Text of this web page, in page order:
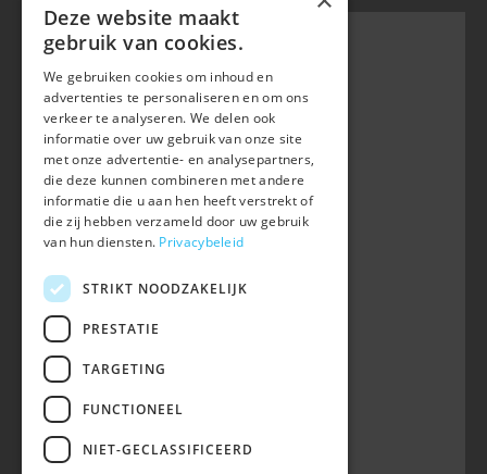
Belgian Warmblood - BWP
Waversebaan 99
B-3050 OUD-HEVERLEE
+32 (0) 16 47 99 80
info@belgian-warmblood.com
BTW BE 0410.346.424
RPR Leuven
IBAN BE40 7364 0368 4863
Volg ons op
Wij zijn telefonisch bereikbaar:
woe 9u-12u
maa, din, don, vrij 13u-16u
Deze website maakt
gebruik van cookies.
We gebruiken cookies om inhoud en
advertenties te personaliseren en om ons
verkeer te analyseren. We delen ook
informatie over uw gebruik van onze site
met onze advertentie- en analysepartners,
die deze kunnen combineren met andere
informatie die u aan hen heeft verstrekt of
die zij hebben verzameld door uw gebruik
van hun diensten. Privacybeleid
STRIKT NOODZAKELIJK
PRESTATIE
TARGETING
FUNCTIONEEL
NIET-GECLASSIFICEERD